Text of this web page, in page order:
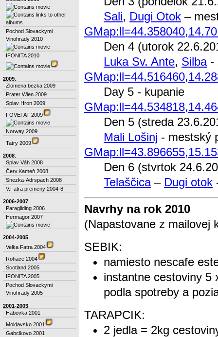
Pochod Slovackymi
Vinohrady 2010
IFONITA 2010
2009:
Zlomena bezka 2009
Prater Wien 2009
Splav Hron 2009
FOVEFAT 2009
Norway 2009
Tatry 2009
2008:
Splav Váh 2008
Červ.Kameň 2008
Snezka-Adrspach 2008
V.Fatra premeny 2004-8
2006-2007:
Paragliding 2006
Hermagor 2007
2004-2005
Velka Fatra 2004
Rohace 2004
Scotland 2005
IFONITA 2005
Pochod Slovackymi
Vinohrady 2005
2001-2003
Habovka 2001
Moldavsko 2001
Gabcikovo 2001
Sali, Dugi Otok –
Den 4 (utorok
Luka Sv. Ante, Silba-
Day 5 - kupanie
Den 5 (streda
Mali Lošinj - mestský
Den 6 (stvrtok
Telaščica– Dugi otok
Navrhy na rok 2010
(Napastovane z mailovej
SEBIK:
namiesto nescafe
instantne cestoviny 5
podla spotreby a
TARAPCIK:
2 jedla = 2kg